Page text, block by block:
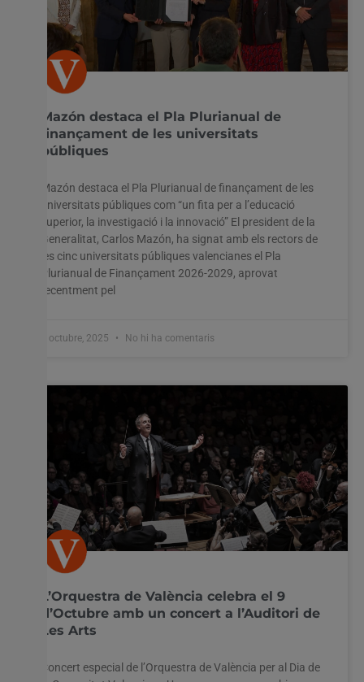
Mazón destaca el Pla Plurianual de
finançament de les universitats
públiques
Mazón destaca el Pla Plurianual de finançament de les
universitats públiques com “un fita per a l’educació
superior, la investigació i la innovació” El president de la
Generalitat, Carlos Mazón, ha signat amb els rectors de
les cinc universitats públiques valencianes el Pla
Plurianual de Finançament 2026-2029, aprovat
recentment pel
8 octubre, 2025 No hi ha comentaris
L’Orquestra de València celebra el 9
d’Octubre amb un concert a l’Auditori de
Les Arts
Concert especial de l’Orquestra de València per al Dia de